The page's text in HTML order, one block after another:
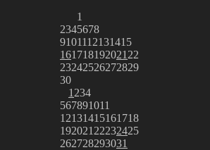
1
2345678
9101112131415
161718192021 22
23242526272829
30
1 234
567891011
12131415161718
192021 22232425
262728293031